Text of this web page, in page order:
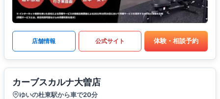
店舗情報 公式サイト 体験・相談予約
カーブスカルナ大曽店
ゆいの杜東駅から車で20分